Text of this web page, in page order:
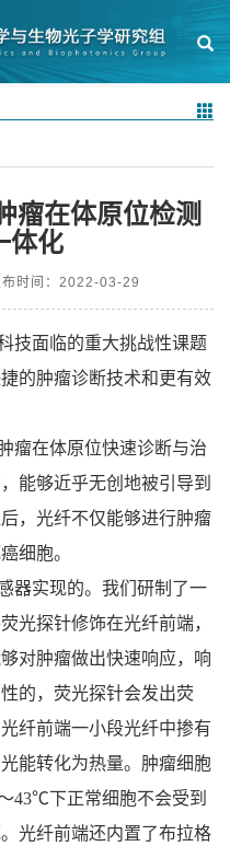
瘤在体原位检测
体化
布时间：2022-03-29
技面临的重大挑战性课题
的肿瘤诊断技术和更有效
瘤在体原位快速诊断与治
能够近乎无创地被引导到
，光纤不仅能够进行肿瘤
细胞。
器实现的。我们研制了一
光探针修饰在光纤前端，
对肿瘤做出快速响应，响
的，荧光探针会发出荧
纤前端一小段光纤中掺有
能转化为热量。肿瘤细胞
43℃下正常细胞不会受到
光纤前端还内置了布拉格